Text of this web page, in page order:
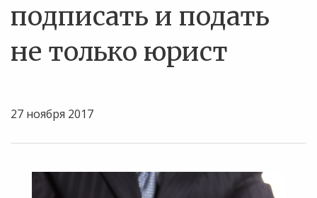
подписать и подать
не только юрист
27 ноября 2017